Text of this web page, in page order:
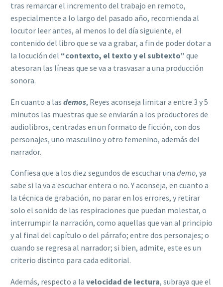
tras remarcar el incremento del trabajo en remoto,
especialmente a lo largo del pasado año, recomienda al
locutor leer antes, al menos lo del día siguiente, el
contenido del libro que se va a grabar, a fin de poder dotar a
la locución del “contexto, el texto y el subtexto” que
atesoran las líneas que se va a trasvasar a una producción
sonora.
En cuanto a las demos, Reyes aconseja limitar a entre 3 y 5
minutos las muestras que se enviarán a los productores de
audiolibros, centradas en un formato de ficción, con dos
personajes, uno masculino y otro femenino, además del
narrador.
Confiesa que a los diez segundos de escuchar una demo, ya
sabe si la va a escuchar entera o no. Y aconseja, en cuanto a
la técnica de grabación, no parar en los errores, y retirar
solo el sonido de las respiraciones que puedan molestar, o
interrumpir la narración, como aquellas que van al principio
y al final del capítulo o del párrafo; entre dos personajes; o
cuando se regresa al narrador; si bien, admite, este es un
criterio distinto para cada editorial.
Además, respecto a la velocidad de lectura, subraya que el